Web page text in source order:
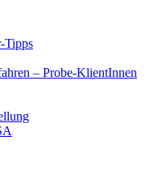
Tipps
– Probe-KlientInnen